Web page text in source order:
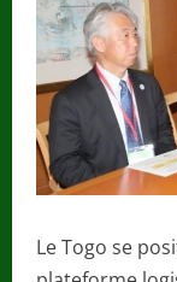
Le Togo se